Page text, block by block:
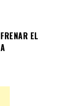
EL